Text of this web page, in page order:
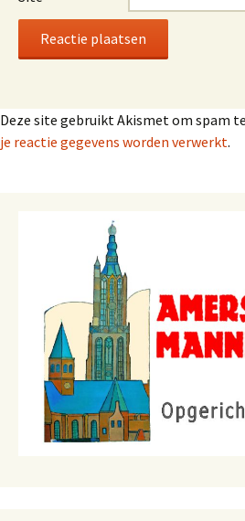
Deze site gebruikt Akismet om spam
je reactie gegevens worden verwerkt.